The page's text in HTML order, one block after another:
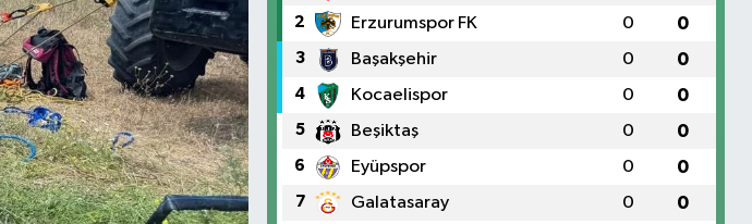
2 Erzurumspor FK 0 0
3 Başakşehir 0 0
4 Kocaelispor 0 0
5 Beşiktaş 0 0
6 Eyüpspor 0 0
7 Galatasaray 0 0